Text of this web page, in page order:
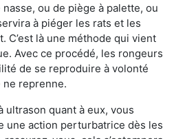
ou de piège à palette, ou
à piéger les rats et les
C’est là une méthode qui vient
Avec ce procédé, les rongeurs
de se reproduire à volonté
ne reprenne.
ultrason quant à eux, vous
une action perturbatrice dès les